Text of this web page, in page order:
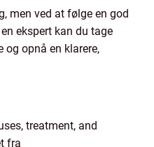
men ved at følge en god
ekspert kan du tage
og opnå en klarere,
treatment, and
fra